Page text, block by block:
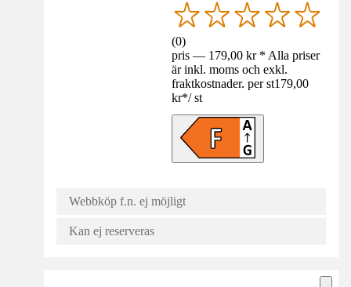
(0)
pris — 179,00 kr * Alla priser
är inkl. moms och exkl.
fraktkostnader. per st179,00
kr*/ st
Webbköp f.n. ej möjligt
Kan ej reserveras